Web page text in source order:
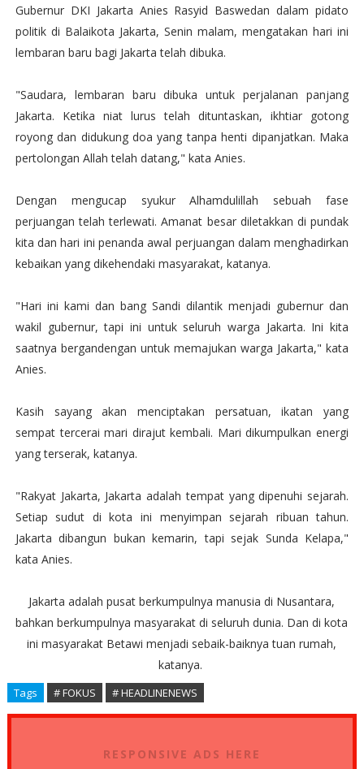
Gubernur DKI Jakarta Anies Rasyid Baswedan dalam pidato
politik di Balaikota Jakarta, Senin malam, mengatakan hari ini
lembaran baru bagi Jakarta telah dibuka.
"Saudara, lembaran baru dibuka untuk perjalanan panjang
Jakarta. Ketika niat lurus telah dituntaskan, ikhtiar gotong
royong dan didukung doa yang tanpa henti dipanjatkan. Maka
pertolongan Allah telah datang," kata Anies.
Dengan mengucap syukur Alhamdulillah sebuah fase
perjuangan telah terlewati. Amanat besar diletakkan di pundak
kita dan hari ini penanda awal perjuangan dalam menghadirkan
kebaikan yang dikehendaki masyarakat, katanya.
"Hari ini kami dan bang Sandi dilantik menjadi gubernur dan
wakil gubernur, tapi ini untuk seluruh warga Jakarta. Ini kita
saatnya bergandengan untuk memajukan warga Jakarta," kata
Anies.
Kasih sayang akan menciptakan persatuan, ikatan yang
sempat tercerai mari dirajut kembali. Mari dikumpulkan energi
yang terserak, katanya.
"Rakyat Jakarta, Jakarta adalah tempat yang dipenuhi sejarah.
Setiap sudut di kota ini menyimpan sejarah ribuan tahun.
Jakarta dibangun bukan kemarin, tapi sejak Sunda Kelapa,"
kata Anies.
Jakarta adalah pusat berkumpulnya manusia di Nusantara,
bahkan berkumpulnya masyarakat di seluruh dunia. Dan di kota
ini masyarakat Betawi menjadi sebaik-baiknya tuan rumah,
katanya.
Tags # FOKUS # HEADLINENEWS
RESPONSIVE ADS HERE